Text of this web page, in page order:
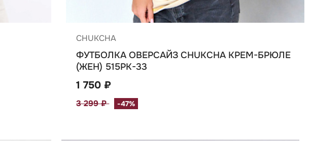
CHUKCHA
ФУТБОЛКА ОВЕРСАЙЗ CHUKCHA КРЕМ-БРЮЛЕ
(ЖЕН) 515РК-33
1 750 ₽
3 299 ₽ -47%